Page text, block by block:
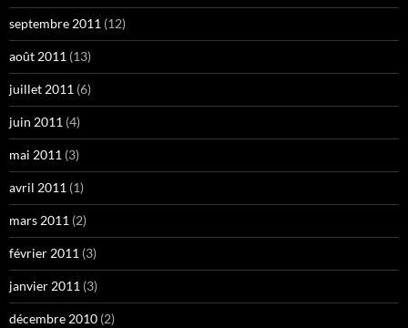
septembre 2011 (12)
août 2011 (13)
juillet 2011 (6)
juin 2011 (4)
mai 2011 (3)
avril 2011 (1)
mars 2011 (2)
février 2011 (3)
janvier 2011 (3)
décembre 2010 (2)